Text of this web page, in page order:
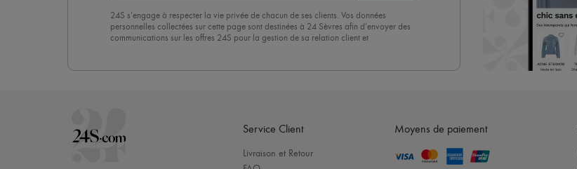
24S s’engage à respecter la vie privée de chacun de ses clients. Vos données
personnelles collectées sur cette page sont destinées à 24 Sèvres afin d’envoyer des
communications sur les offres 24S pour la gestion de sa relation client et
désinscrire » en bas de page de nos emails.
Service Client
Livraison et Retour
Moyens de paiement